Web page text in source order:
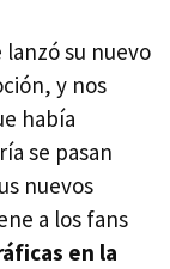
lanzó su nuevo
y nos
había
se pasan
nuevos
a los fans
en la